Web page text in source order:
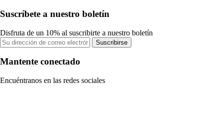
Suscríbete a nuestro boletín
Disfruta de un 10% al suscribirte a nuestro boletín
Suscribirse
Mantente conectado
Encuéntranos en las redes sociales